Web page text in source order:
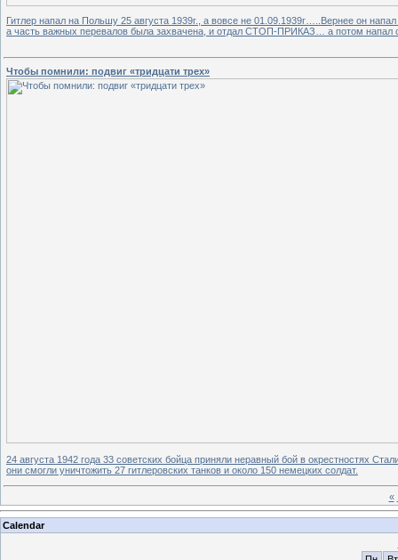
Гитлер напал на Польшу 25 августа 1939г., а вовсе не 01.09.1939г…..Вернее он
а часть важных перевалов была захвачена, и отдал СТОП-ПРИКАЗ… а потом напал
Чтобы помнили: подвиг «тридцати трех»
24 августа 1942 года 33 советских бойца приняли неравный бой в окрестностях
они смогли уничтожить 27 гитлеровских танков и около 150 немецких солдат.
«
Calendar